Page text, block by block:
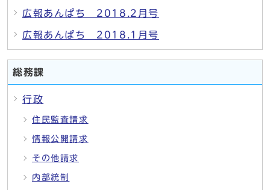
広報あんぱち 2018.2月号
広報あんぱち 2018.1月号
総務課
行政
住民監査請求
情報公開請求
その他請求
内部統制